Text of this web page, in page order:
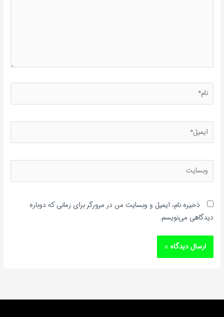
نام*
ایمیل*
وبسایت
ذخیره نام، ایمیل و وبسایت من در مرورگر برای زمانی که دوباره
دیدگاهی می‌نویسم.